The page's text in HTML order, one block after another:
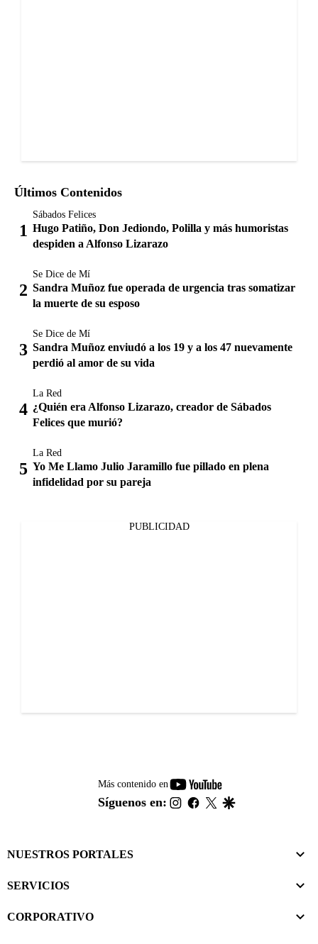
Últimos Contenidos
Sábados Felices
Hugo Patiño, Don Jediondo, Polilla y más humoristas
despiden a Alfonso Lizarazo
Se Dice de Mí
Sandra Muñoz fue operada de urgencia tras somatizar
la muerte de su esposo
Se Dice de Mí
Sandra Muñoz enviudó a los 19 y a los 47 nuevamente
perdió al amor de su vida
La Red
¿Quién era Alfonso Lizarazo, creador de Sábados
Felices que murió?
La Red
Yo Me Llamo Julio Jaramillo fue pillado en plena
infidelidad por su pareja
PUBLICIDAD
Más contenido en
youtube-
footer
Síguenos en: instagram
facebook
twitter
NUESTROS PORTALES
SERVICIOS
CORPORATIVO